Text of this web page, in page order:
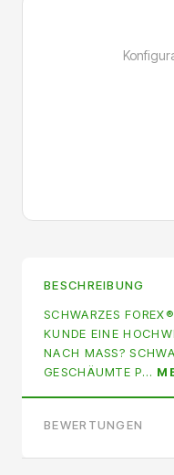
BESCHREIBUNG
SCHWARZES
KUNDE EINE
NACH MASS?
ESCHÄUMTE P…
BEWERTUNGEN